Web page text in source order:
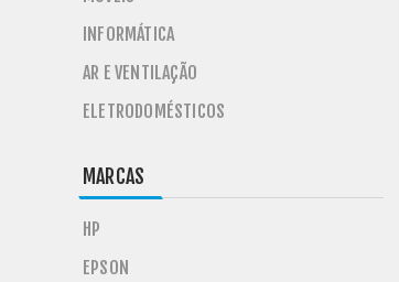
INFORMÁTICA
AR E VENTILAÇÃO
ELETRODOMÉSTICOS
MARCAS
HP
EPSON